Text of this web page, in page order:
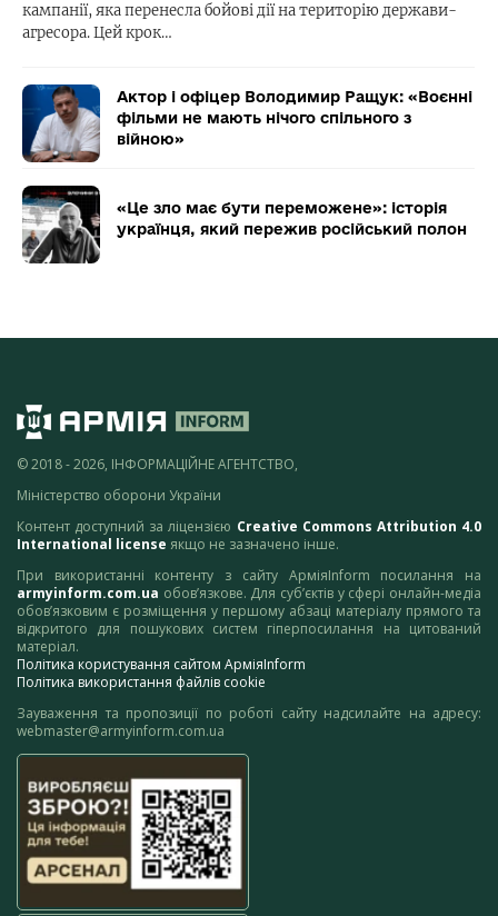
кампанії, яка перенесла бойові дії на територію держави-
агресора. Цей крок…
Актор і офіцер Володимир Ращук: «Воєнні
фільми не мають нічого спільного з
війною»
«Це зло має бути переможене»: історія
українця, який пережив російський полон
© 2018 - 2026, ІНФОРМАЦІЙНЕ АГЕНТСТВО,
Міністерство оборони України
Контент доступний за ліцензією Creative Commons Attribution 4.0
International license якщо не зазначено інше.
При використанні контенту з сайту АрміяInform посилання на
armyinform.com.ua обов’язкове. Для суб’єктів у сфері онлайн-медіа
обов’язковим є розміщення у першому абзаці матеріалу прямого та
відкритого для пошукових систем гіперпосилання на цитований
матеріал.
Політика користування сайтом АрміяInform
Політика використання файлів cookie
Зауваження та пропозиції по роботі сайту надсилайте на адресу:
webmaster@armyinform.com.ua